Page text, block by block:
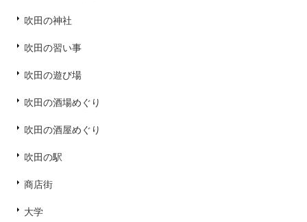
吹田の神社
吹田の習い事
吹田の遊び場
吹田の酒場めぐり
吹田の酒屋めぐり
吹田の駅
商店街
大学